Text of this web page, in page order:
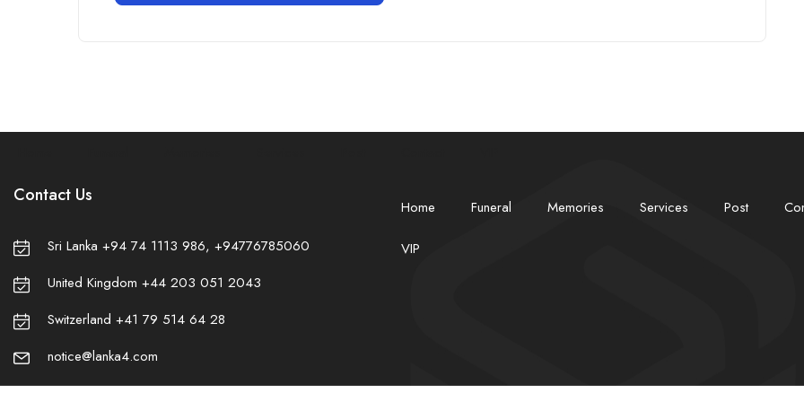
Contact Us
Sri Lanka +94 74 1113 986, +94776785060
United Kingdom +44 203 051 2043
Switzerland +41 79 514 64 28
notice@lanka4.com
Home Funeral Memories Services Post
VIP